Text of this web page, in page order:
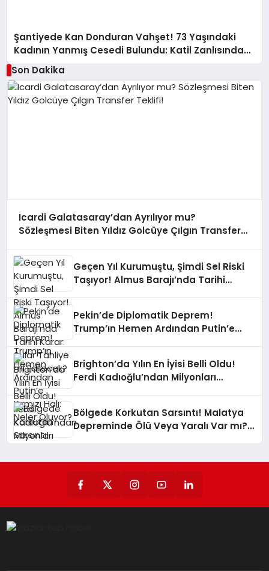
Şantiyede Kan Donduran Vahşet! 73 Yaşındaki
Kadının Yanmış Cesedi Bulundu: Katil Zanlısından
Akılalmaz İfade
Son Dakika
Icardi Galatasaray’dan Ayrılıyor mu?
Sözleşmesi Biten Yıldız Golcüye Çılgın Transfer
Geçen Yıl Kurumuştu, Şimdi Sel Riski
Taşıyor! Almus Barajı’nda Tarihi
Pekin’de Diplomatik Deprem!
Trump’ın Hemen Ardından Putin’e
Brighton’da Yılın En İyisi Belli Oldu!
Ferdi Kadıoğlu’ndan Milyonları
Bölgede Korkutan Sarsıntı! Malatya
Depreminde Ölü Veya Yaralı Var mı?